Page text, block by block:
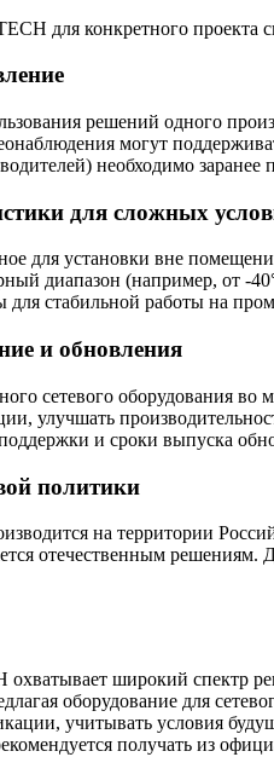
для конкретного
решений одного
могут
необходимо
для сложных
для установки вне
диапазон (например, от -
стабильной работы на
и обновления
сетевого оборудования
улучшать
и сроки выпуска
политики
на территории
отечественным
охватывает широкий спектр
оборудование для
учитывать условия
получать из